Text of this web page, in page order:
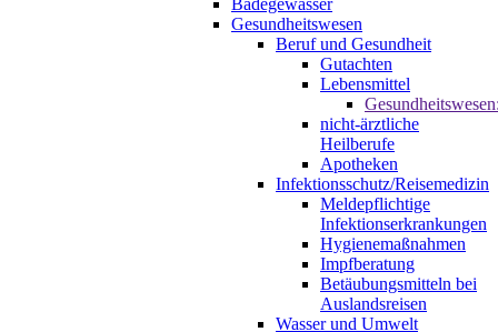
Badegewässer
Gesundheitswesen
Beruf und Gesundheit
Gutachten
Lebensmittel
nicht-ärztliche
Heilberufe
Apotheken
Infektionsschutz/Reisemedizin
Meldepflichtige
Infektionserkrankungen
Hygienemaßnahmen
Impfberatung
Betäubungsmitteln bei
Auslandsreisen
Wasser und Umwelt